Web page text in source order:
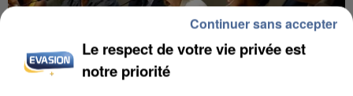
Le respect de votre vie privée est
notre priorité
Continuer sans accepter